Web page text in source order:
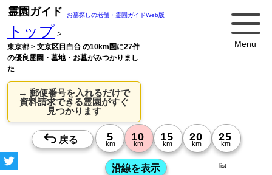
Menu
霊園ガイド お墓探しの老舗・霊園ガイドWeb版
トップ >
東京都 > 文京区目白台 の10km圏に27件
の優良霊園・墓地・お墓がみつかりまし
た
→ 郵便番号を入れるだけで
資料請求できる霊園がすぐ
見つかります
list